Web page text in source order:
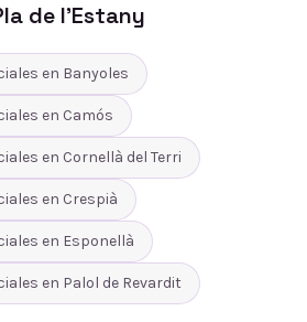
de l'Estany
en Banyoles
en Camós
en Cornellà del Terri
en Crespià
en Esponellà
en Palol de Revardit